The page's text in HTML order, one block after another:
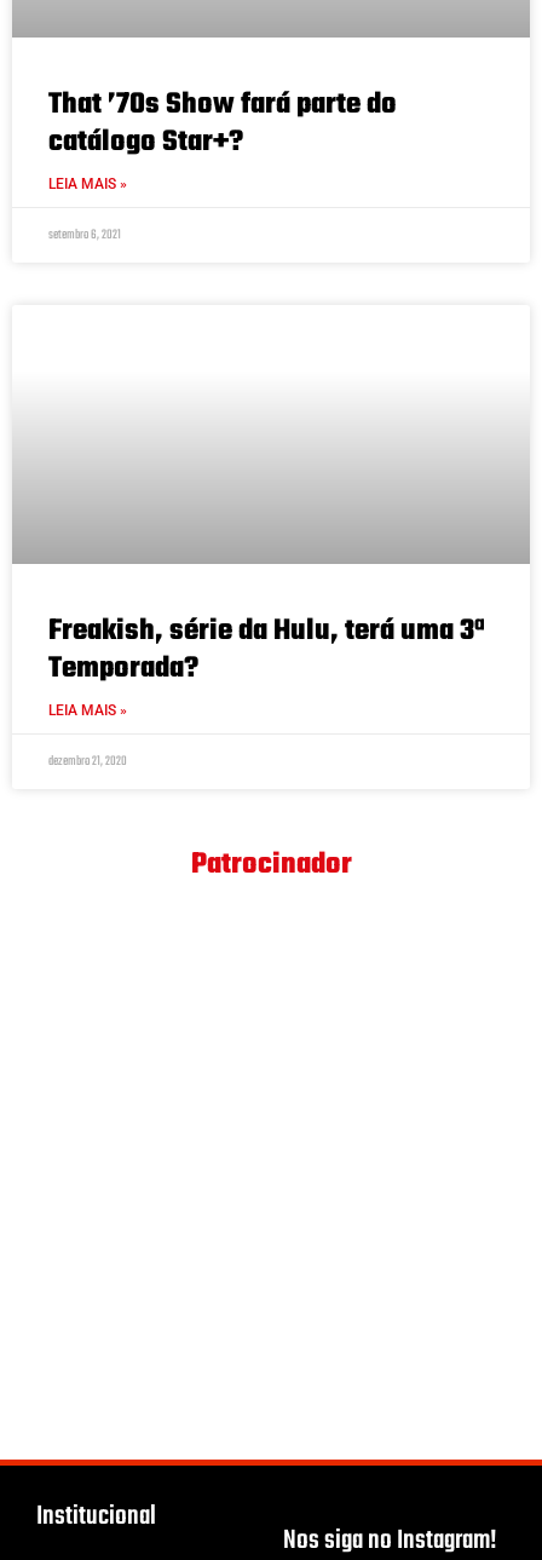
That ’70s Show fará parte do
catálogo Star+?
LEIA MAIS »
setembro 6, 2021
Freakish, série da Hulu, terá uma 3ª
Temporada?
LEIA MAIS »
dezembro 21, 2020
Patrocinador
Institucional
Nos siga no Instagram!